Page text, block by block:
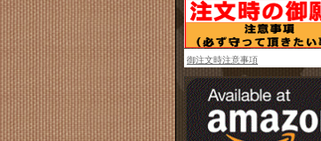
御注文時注意事項